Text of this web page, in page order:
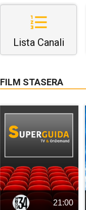
Lista Canali
FILM STASERA
21:00